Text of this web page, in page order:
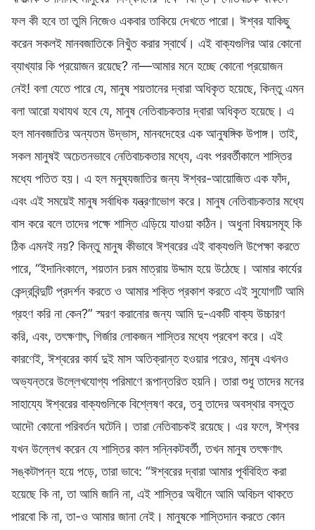
ফল কী হবে তা তুমি নিজেও একবার তাকিয়ে দেখতে পারো। ঈশ্বর যাকিছু
করেন সকলই মানবজাতিকে নিখুঁত করার স্বার্থে। এই বাক্যগুলির আর কোনো
ব্যাখ্যার কি প্রয়োজন রয়েছে? না—আমার মনে হচ্ছে কোনো প্রয়োজন
নেই! বলা যেতে পারে যে, মানুষ শয়তানের দ্বারা অধিকৃত হয়েছে, কিন্তু এমন
বলা আরো যথাযথ হবে যে, মানুষ নেতিবাচকতার দ্বারা অধিকৃত হয়েছে। এ
হল মানবজাতির অন্যতম উদ্ভাস, মানবদেহের এক আনুষঙ্গিক উপাঙ্গ। তাই,
সকল মানুষই অচেতনভাবে নেতিবাচকতার মধ্যে, এবং পরবর্তীকালে শাস্তির
মধ্যে পতিত হয়। এ হল মনুষ্যজাতির জন্য ঈশ্বর-আয়োজিত এক ফাঁদ,
এবং এই সময়েই মানুষ সর্বাধিক যন্ত্রণাভোগ করে। মানুষ নেতিবাচকতার মধ্যে
বাস করে বলে তাদের পক্ষে শাস্তি এড়িয়ে যাওয়া কঠিন। অধুনা বিষয়সমূহ কি
ঠিক এমনই নয়? কিন্তু মানুষ কীভাবে ঈশ্বরের এই বাক্যগুলি উপেক্ষা করতে
পারে, “ইদানিংকালে, শয়তান চরম মাত্রায় উদ্দাম হয়ে উঠেছে। আমার কার্যের
কেন্দ্রবিন্দুটি প্রদর্শন করতে ও আমার শক্তি প্রকাশ করতে এই সুযোগটি আমি
গ্রহণ করি না কেন?” স্মরণ করানোর জন্য আমি দু-একটি বাক্য উচ্চারণ
করি, এবং, তৎক্ষণাৎ, গির্জার লোকজন শাস্তির মধ্যে প্রবেশ করে। এই
কারণেই, ঈশ্বরের কার্য দুই মাস অতিক্রান্ত হওয়ার পরেও, মানুষ এখনও
অভ্যন্তরে উল্লেখযোগ্য পরিমাণে রূপান্তরিত হয়নি। তারা শুধু তাদের মনের
সাহায্যে ঈশ্বরের বাক্যগুলিকে বিশ্লেষণ করে, তবু তাদের অবস্থার বস্তুত
আদৌ কোনো পরিবর্তন ঘটেনি। তারা নেতিবাচকই রয়েছে। এর ফলে, ঈশ্বর
যখন উল্লেখ করেন যে শাস্তির কাল সন্নিকটবর্তী, তখন মানুষ তৎক্ষণাৎ
সঙ্কটাপন্ন হয়ে পড়ে, তারা ভাবে: “ঈশ্বরের দ্বারা আমার পূর্ববিহিত করা
হয়েছে কি না, তা আমি জানি না, এই শাস্তির অধীনে আমি অবিচল থাকতে
পারবো কি না, তা-ও আমার জানা নেই। মানুষকে শাস্তিদান করতে কোন